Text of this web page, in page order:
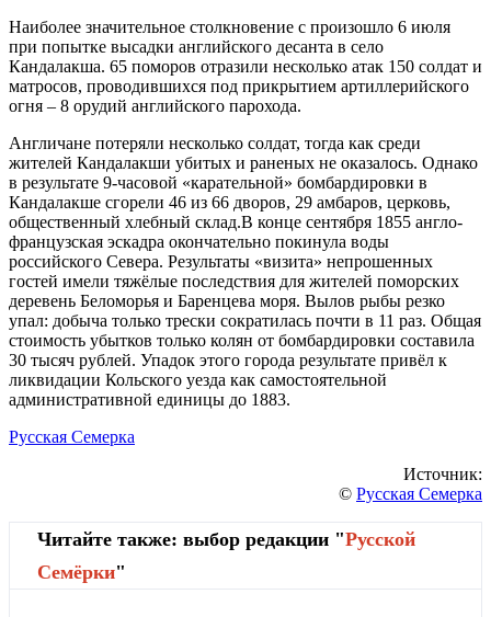
Наиболее значительное столкновение с произошло 6 июля
при попытке высадки английского десанта в село
Кандалакша. 65 поморов отразили несколько атак 150 солдат и
матросов, проводившихся под прикрытием артиллерийского
огня – 8 орудий английского парохода.
Англичане потеряли несколько солдат, тогда как среди
жителей Кандалакши убитых и раненых не оказалось. Однако
в результате 9-часовой «карательной» бомбардировки в
Кандалакше сгорели 46 из 66 дворов, 29 амбаров, церковь,
общественный хлебный склад.В конце сентября 1855 англо-
французская эскадра окончательно покинула воды
российского Севера. Результаты «визита» непрошенных
гостей имели тяжёлые последствия для жителей поморских
деревень Беломорья и Баренцева моря. Вылов рыбы резко
упал: добыча только трески сократилась почти в 11 раз. Общая
стоимость убытков только колян от бомбардировки составила
30 тысяч рублей. Упадок этого города результате привёл к
ликвидации Кольского уезда как самостоятельной
административной единицы до 1883.
Русская Семерка
Источник:
© Русская Семерка
Читайте также: выбор редакции "Русской
Cемёрки"